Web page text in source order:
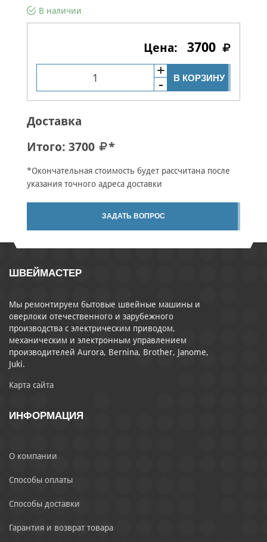
В наличии
3700
В КОРЗИНУ
Доставка
Итого: 3700 *
*Окончательная стоимость будет рассчитана после
указания точного адреса доставки
ЗАДАТЬ ВОПРОС
ШВЕЙМАСТЕР
Мы ремонтируем бытовые швейные машины и
оверлоки отечественного и зарубежного
производства с электрическим приводом,
механическим и электронным управлением
производителей Aurora, Bernina, Brother, Janome,
Juki.
Карта сайта
ИНФОРМАЦИЯ
О компании
Способы оплаты
Способы доставки
Гарантия и возврат товара